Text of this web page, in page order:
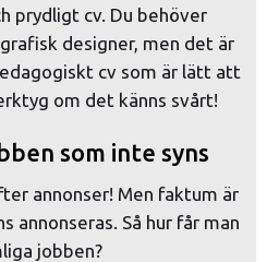
prydligt cv. Du behöver
designer, men det är
cv som är lätt att
om det känns svårt!
som inte syns
annonser! Men faktum är
annonseras. Så hur får man
jobben?